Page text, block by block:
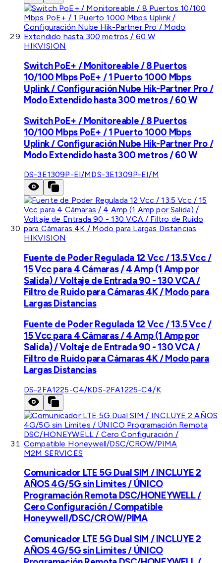
HIKVISION
Switch PoE+ / Monitoreable / 8 Puertos
10/100 Mbps PoE+ / 1 Puerto 1000 Mbps
Uplink / Configuración Nube Hik-Partner Pro /
Modo Extendido hasta 300 metros / 60 W
Switch PoE+ / Monitoreable / 8 Puertos
10/100 Mbps PoE+ / 1 Puerto 1000 Mbps
Uplink / Configuración Nube Hik-Partner Pro /
Modo Extendido hasta 300 metros / 60 W
DS-3E1309P-EI/MDS-3E1309P-EI/M
HIKVISION
Fuente de Poder Regulada 12 Vcc / 13.5 Vcc /
15 Vcc para 4 Cámaras / 4 Amp (1 Amp por
Salida) / Voltaje de Entrada 90 - 130 VCA /
Filtro de Ruido para Cámaras 4K / Modo para
Largas Distancias
Fuente de Poder Regulada 12 Vcc / 13.5 Vcc /
15 Vcc para 4 Cámaras / 4 Amp (1 Amp por
Salida) / Voltaje de Entrada 90 - 130 VCA /
Filtro de Ruido para Cámaras 4K / Modo para
Largas Distancias
DS-2FA1225-C4/KDS-2FA1225-C4/K
M2M SERVICES
Comunicador LTE 5G Dual SIM / INCLUYE 2
AÑOS 4G/5G sin Limites / ÚNICO
Programación Remota DSC/HONEYWELL /
Cero Configuración / Compatible
Honeywell/DSC/CROW/PIMA
Comunicador LTE 5G Dual SIM / INCLUYE 2
AÑOS 4G/5G sin Limites / ÚNICO